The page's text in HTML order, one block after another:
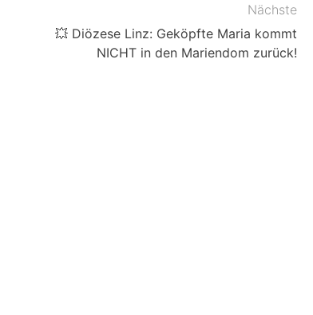
Nächste
💥 Diözese Linz: Geköpfte Maria kommt
NICHT in den Mariendom zurück!